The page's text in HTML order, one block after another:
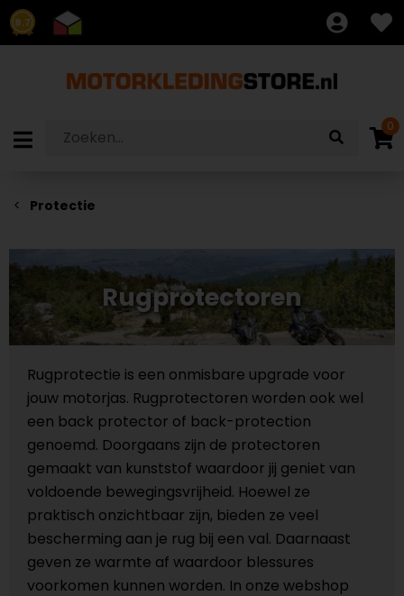
8.7
0
Protectie
Rugprotectoren
Rugprotectie is een onmisbare upgrade voor
jouw motorjas. Rugprotectoren worden ook wel
een back protector of back-protection
genoemd. Doorgaans zijn de protectoren
gemaakt van kunststof waardoor jij geniet van
voldoende bewegingsvrijheid. Hoewel ze
praktisch onzichtbaar zijn, bieden ze veel
bescherming aan je rug bij een val. Daarnaast
geven ze warmte af waardoor blessures
voorkomen kunnen worden. In onze webshop